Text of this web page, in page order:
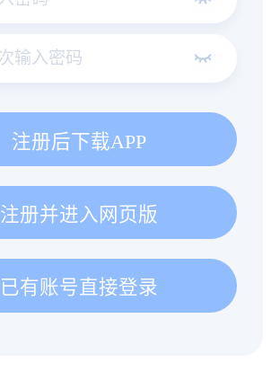
注册后下载APP
注册并进入网页版
已有账号直接登录